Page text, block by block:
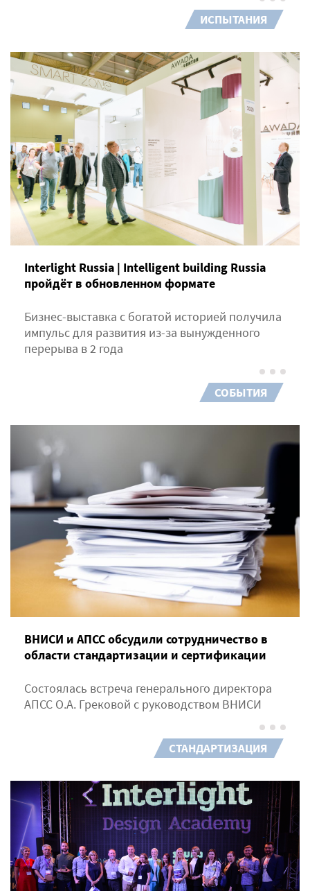
ИСПЫТАНИЯ
Interlight Russia | Intelligent building Russia
пройдёт в обновленном формате
Бизнес-выставка с богатой историей получила
импульс для развития из-за вынужденного
перерыва в 2 года
СОБЫТИЯ
ВНИСИ и АПСС обсудили сотрудничество в
области стандартизации и сертификации
Состоялась встреча генерального директора
АПСС О.А. Грековой с руководством ВНИСИ
СТАНДАРТИЗАЦИЯ